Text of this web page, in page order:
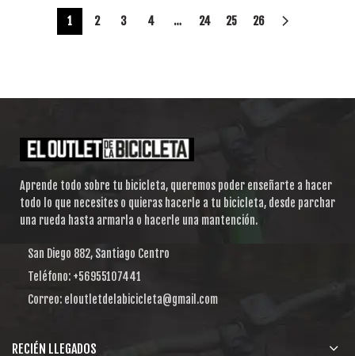
1 2 3 4 … 24 25 26
Aprende todo sobre tu bicicleta, queremos poder enseñarte a hacer
todo lo que necesites o quieras hacerle a tu bicicleta, desde parchar
una rueda hasta armarla o hacerle una mantención.
San Diego 882, Santiago Centro
Teléfono: +56955107441
Correo: eloutletdelabicicleta@gmail.com
RECIÉN LLEGADOS